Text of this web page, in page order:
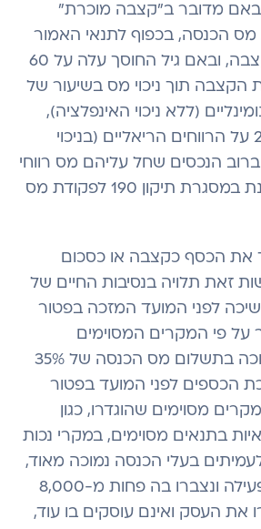
זאת, באם מדובר ב"קצבה מוכרת"
הכנסה, בכפוף לתנאי האמור
לעיל לעניין היוון הקצבה, ובאם גיל החוסך עלה על 60
הקצבה תוך ניכוי מס בשיעור של
(ללא ניכוי האינפלציה),
במקום מס של 25% על הרווחים הריאליים (בניכוי
ברוב הנכסים שחל עליהם מס רווחי
הון. אפשרות זו ניתנת במסגרת תיקון 190 לפקודת מס
הכסף כקצבה או כסכום
זאת תלויה בנסיבות החיים של
לפני המועד המזכה בפטור
על פי המקרים המסוימים
שהוגדרו) תהיה כרוכה בתשלום מס הכנסה של 35%
הכספים לפני המועד בפטור
מסוימים שהוגדרו, כגון
בתנאים מסוימים, במקרי נכות
בעלי הכנסה נמוכה מאוד,
כאשר הקופה לא פעילה ונצברו בה פחות מ-8,000
העסק ואינם עוסקים בו עוד,